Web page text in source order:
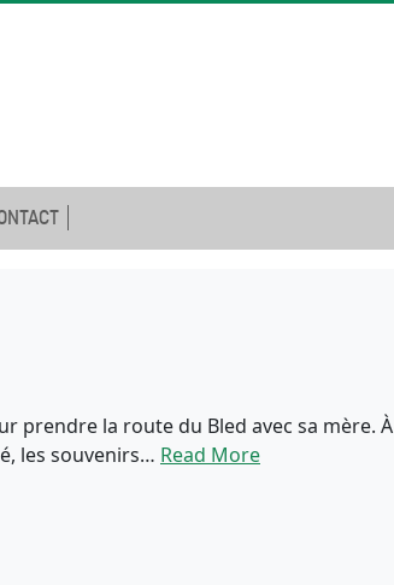
prendre la route du Bled avec sa mère.
les souvenirs… Read More